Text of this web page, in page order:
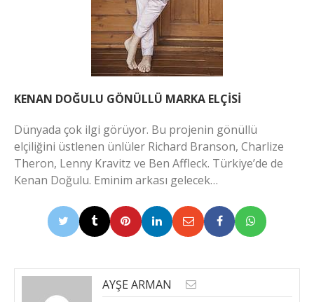
KENAN DOĞULU GÖNÜLLÜ MARKA ELÇİSİ
Dünyada çok ilgi görüyor. Bu projenin gönüllü
elçiliğini üstlenen ünlüler Richard Branson, Charlize
Theron, Lenny Kravitz ve Ben Affleck. Türkiye’de de
Kenan Doğulu. Eminim arkası gelecek…
AYŞE ARMAN